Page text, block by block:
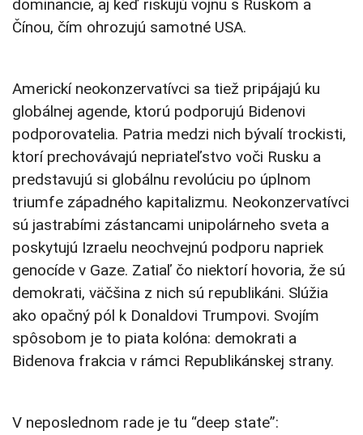
dominancie, aj keď riskujú vojnu s Ruskom a
Čínou, čím ohrozujú samotné USA.
Americkí neokonzervatívci sa tiež pripájajú ku
globálnej agende, ktorú podporujú Bidenovi
podporovatelia. Patria medzi nich bývalí trockisti,
ktorí prechovávajú nepriateľstvo voči Rusku a
predstavujú si globálnu revolúciu po úplnom
triumfe západného kapitalizmu. Neokonzervatívci
sú jastrabími zástancami unipolárneho sveta a
poskytujú Izraelu neochvejnú podporu napriek
genocíde v Gaze. Zatiaľ čo niektorí hovoria, že sú
demokrati, väčšina z nich sú republikáni. Slúžia
ako opačný pól k Donaldovi Trumpovi. Svojím
spôsobom je to piata kolóna: demokrati a
Bidenova frakcia v rámci Republikánskej strany.
V neposlednom rade je tu “deep state”: